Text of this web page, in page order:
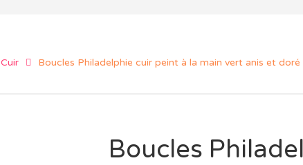
Cuir Boucles Philadelphie cuir peint à la main vert anis et doré
Boucles